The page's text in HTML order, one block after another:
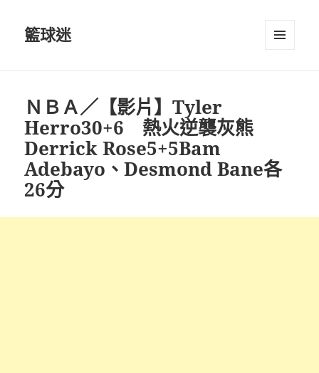
籃球迷
ＮＢＡ／【影片】Tyler
Herro30+6 熱火逆襲灰熊
Derrick Rose5+5Bam
Adebayo、Desmond Bane各
26分